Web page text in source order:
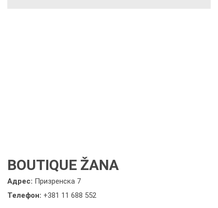
BOUTIQUE ŽANA
Адрес: Призренска 7
Телефон: +381 11 688 552